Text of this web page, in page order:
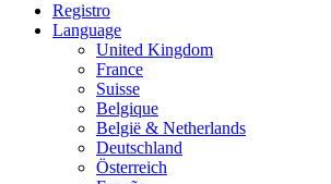
Registro
Language
United Kingdom
France
Suisse
Belgique
België & Netherlands
Deutschland
Österreich